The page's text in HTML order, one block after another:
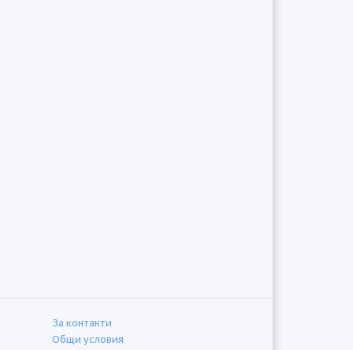
За контакти
Общи условия